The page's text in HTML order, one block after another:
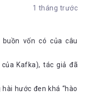
1 tháng trước
vốn có của câu
Kafka), tác giả đã
hước đen khá “hào